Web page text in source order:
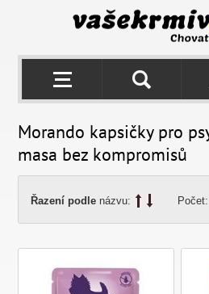
Morando kapsičky pro
masa bez kompromisů
Řazení podle názvu: Počet: